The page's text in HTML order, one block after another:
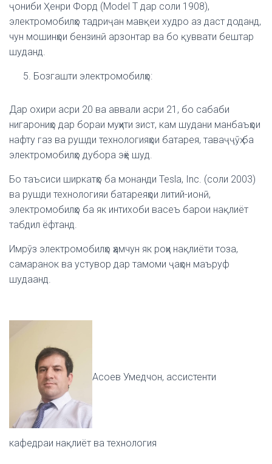
ҷониби Ҳенри Форд (Model T дар соли 1908),
электромобилҳо тадриҷан мавқеи худро аз даст доданд,
чун мошинҳои бензинӣ арзонтар ва бо қуввати бештар
шуданд.
Бозгашти электромобилҳо:
Дар охири асри 20 ва аввали асри 21, бо сабаби
нигарониҳо дар бораи муҳити зист, кам шудани манбаъҳои
нафту газ ва рушди технологияҳои батарея, таваҷҷӯҳ ба
электромобилҳо дубора эҳё шуд.
Бо таъсиси ширкатҳо ба монанди Tesla, Inc. (соли 2003)
ва рушди технологияи батареяҳои литий-ионӣ,
электромобилҳо ба як интихоби васеъ барои нақлиёт
табдил ёфтанд.
Имрӯз электромобилҳо ҳамчун як роҳи нақлиёти тоза,
самаранок ва устувор дар тамоми ҷаҳон маъруф
шудаанд.
Асоев Умедчон, ассистенти
кафедраи нақлиёт ва технология